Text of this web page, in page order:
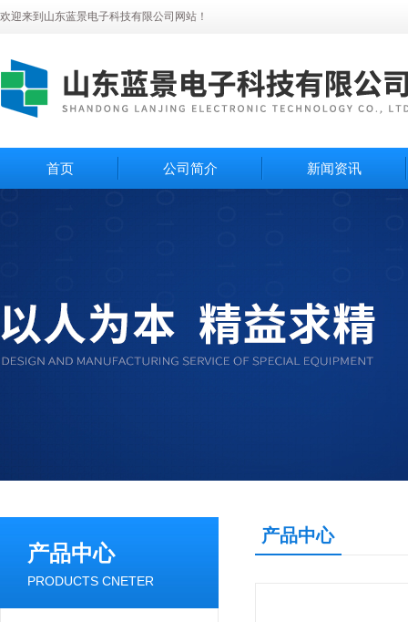
欢迎来到山东蓝景电子科技有限公司网站！
首页 公司简介 新闻资讯
产品中心
PRODUCTS CNETER
产品中心